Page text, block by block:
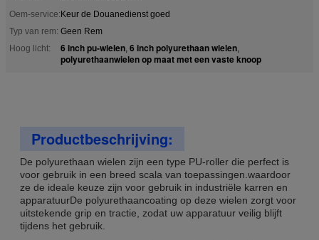
Oem-service:Keur de Douanedienst goed
Typ van rem: Geen Rem
Hoog licht:
6 inch pu-wielen, 6 inch polyurethaan wielen,
polyurethaanwielen op maat met een vaste knoop
Productbeschrijving:
De polyurethaan wielen zijn een type PU-roller die perfect is
voor gebruik in een breed scala van toepassingen.waardoor
ze de ideale keuze zijn voor gebruik in industriële karren en
apparatuurDe polyurethaancoating op deze wielen zorgt voor
uitstekende grip en tractie, zodat uw apparatuur veilig blijft
tijdens het gebruik.